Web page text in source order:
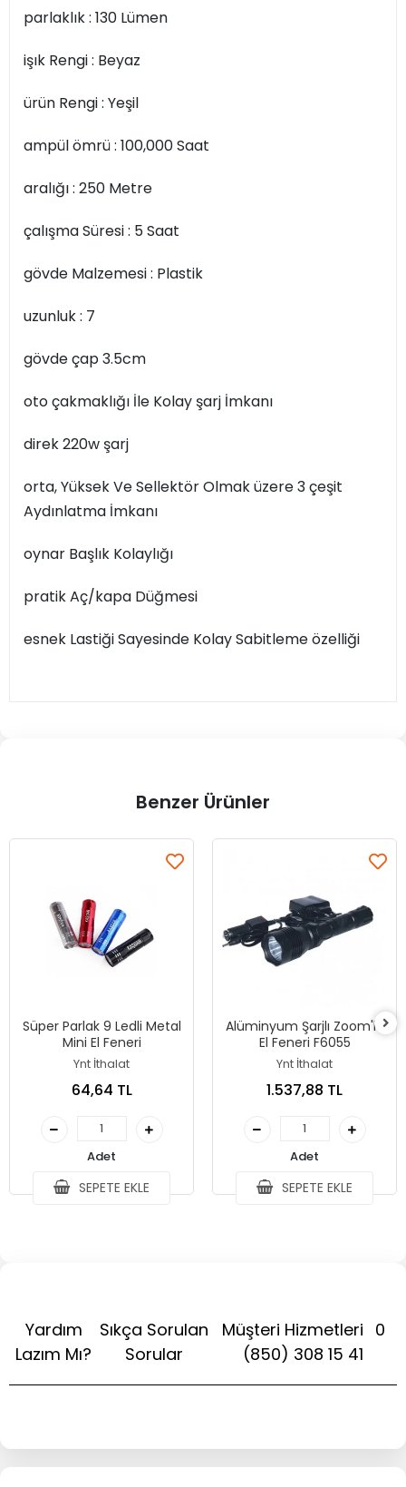
parlaklık : 130 Lümen
işık Rengi : Beyaz
ürün Rengi : Yeşil
ampül ömrü : 100,000 Saat
aralığı : 250 Metre
çalışma Süresi : 5 Saat
gövde Malzemesi : Plastik
uzunluk : 7
gövde çap 3.5cm
oto çakmaklığı İle Kolay şarj İmkanı
direk 220w şarj
orta, Yüksek Ve Sellektör Olmak üzere 3 çeşit
Aydınlatma İmkanı
oynar Başlık Kolaylığı
pratik Aç/kapa Düğmesi
esnek Lastiği Sayesinde Kolay Sabitleme özelliği
Benzer Ürünler
Süper Parlak 9 Ledli Metal
Mini El Feneri
Ynt İthalat
64,64 TL
Adet
SEPETE EKLE
Alüminyum Şarjlı Zoom'lu
El Feneri F6055
Ynt İthalat
1.537,88 TL
Adet
SEPETE EKLE
Yardım
Lazım Mı?
Sıkça Sorulan
Sorular
Müşteri Hizmetleri 0
(850) 308 15 41